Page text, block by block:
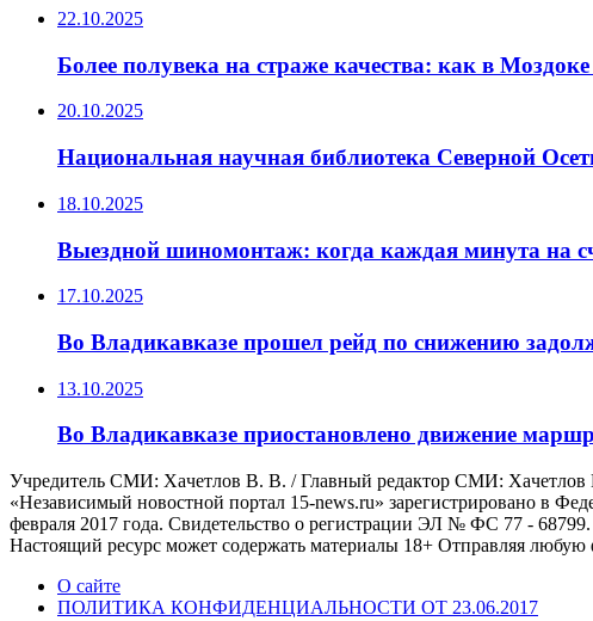
22.10.2025
Более полувека на страже качества: как в
20.10.2025
Национальная научная библиотека Северной
18.10.2025
Выездной шиномонтаж: когда каждая минута на
17.10.2025
Во Владикавказе прошел рейд по снижению
13.10.2025
Во Владикавказе приостановлено движение
Учредитель СМИ: Хaчeтлoв B. B. / Главный редактор СМИ: Хaчeтлoв
«Независимый новостной портал 15-news.ru» зарегистрировано в
февраля 2017 года. Свидетельство о регистрации ЭЛ № ФС 77 - 68799.
Настоящий ресурс может содержать материалы 18+ Отправляя
О сайте
ПОЛИТИКА КОНФИДЕНЦИАЛЬНОСТИ ОТ 23.06.2017